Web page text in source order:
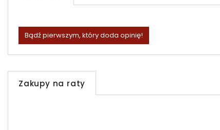
Bądź pierwszym, który doda opinię!
Zakupy na raty